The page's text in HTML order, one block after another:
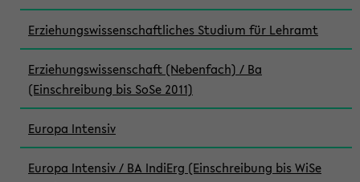
Erziehungswissenschaftliches Studium für Lehramt
Erziehungswissenschaft (Nebenfach) / Ba
(Einschreibung bis SoSe 2011)
Europa Intensiv
Europa Intensiv / BA IndiErg (Einschreibung bis WiSe